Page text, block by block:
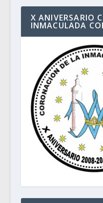
X ANIVERSARIO
INMACULADA